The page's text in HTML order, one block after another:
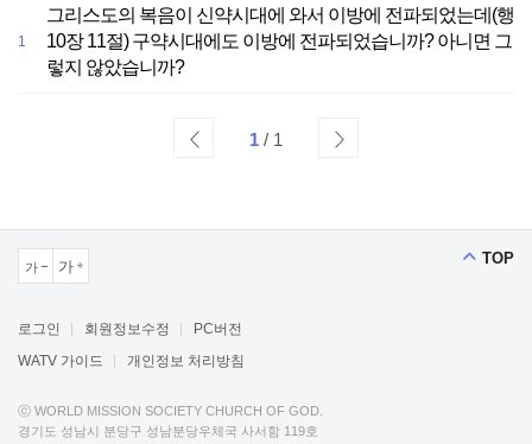
1
그리스도의 복음이 신약시대에 와서 이방에 전파되었는데(행
10장 11절) 구약시대에도 이방에 전파되었습니까? 아니면 그
렇지 않았습니까?
1 / 1
가
작게보기
가
크게보기
TOP
로그인 회원정보수정
PC버전
WATV 가이드
개인정보 처리방침
ⓒ WORLD MISSION SOCIETY CHURCH OF GOD.
경기도 성남시 분당구 성남분당우체국 사서함 119호